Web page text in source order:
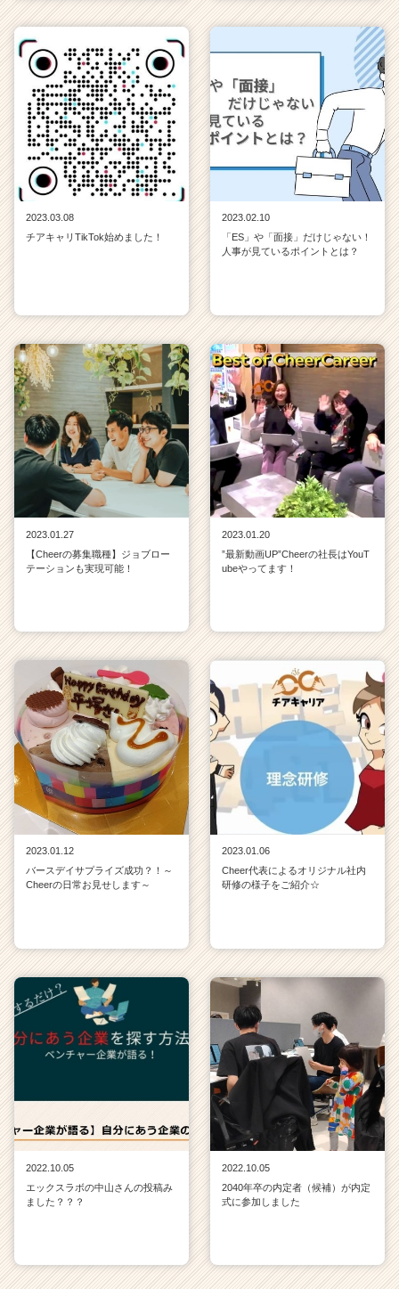
2023.03.08
チアキャリTikTok始めました！
2023.02.10
「ES」や「面接」だけじゃない！
人事が見ているポイントとは？
2023.01.27
【Cheerの募集職種】ジョブロー
テーションも実現可能！
2023.01.20
”最新動画UP”Cheerの社長はYouT
ubeやってます！
2023.01.12
バースデイサプライズ成功？！～
Cheerの日常お見せします～
2023.01.06
Cheer代表によるオリジナル社内
研修の様子をご紹介☆
2022.10.05
エックスラボの中山さんの投稿み
ました？？？
2022.10.05
2040年卒の内定者（候補）が内定
式に参加しました